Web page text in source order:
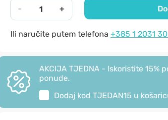
- +
Ili naručite putem telefona +385 1 2031
AKCIJA TJEDNA - Iskoristite 15%
ponude.
Dodaj kod TJEDAN15 u